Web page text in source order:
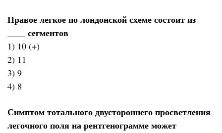
Правое легкое по лондонской схеме состоит из
____ сегментов
1) 10 (+)
2) 11
3) 9
4) 8
Симптом тотального двустороннего просветления
легочного поля на рентгенограмме может